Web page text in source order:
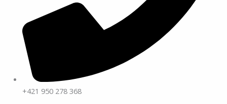
+421 950 278 368